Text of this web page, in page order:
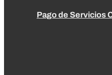
Pago de Servicios